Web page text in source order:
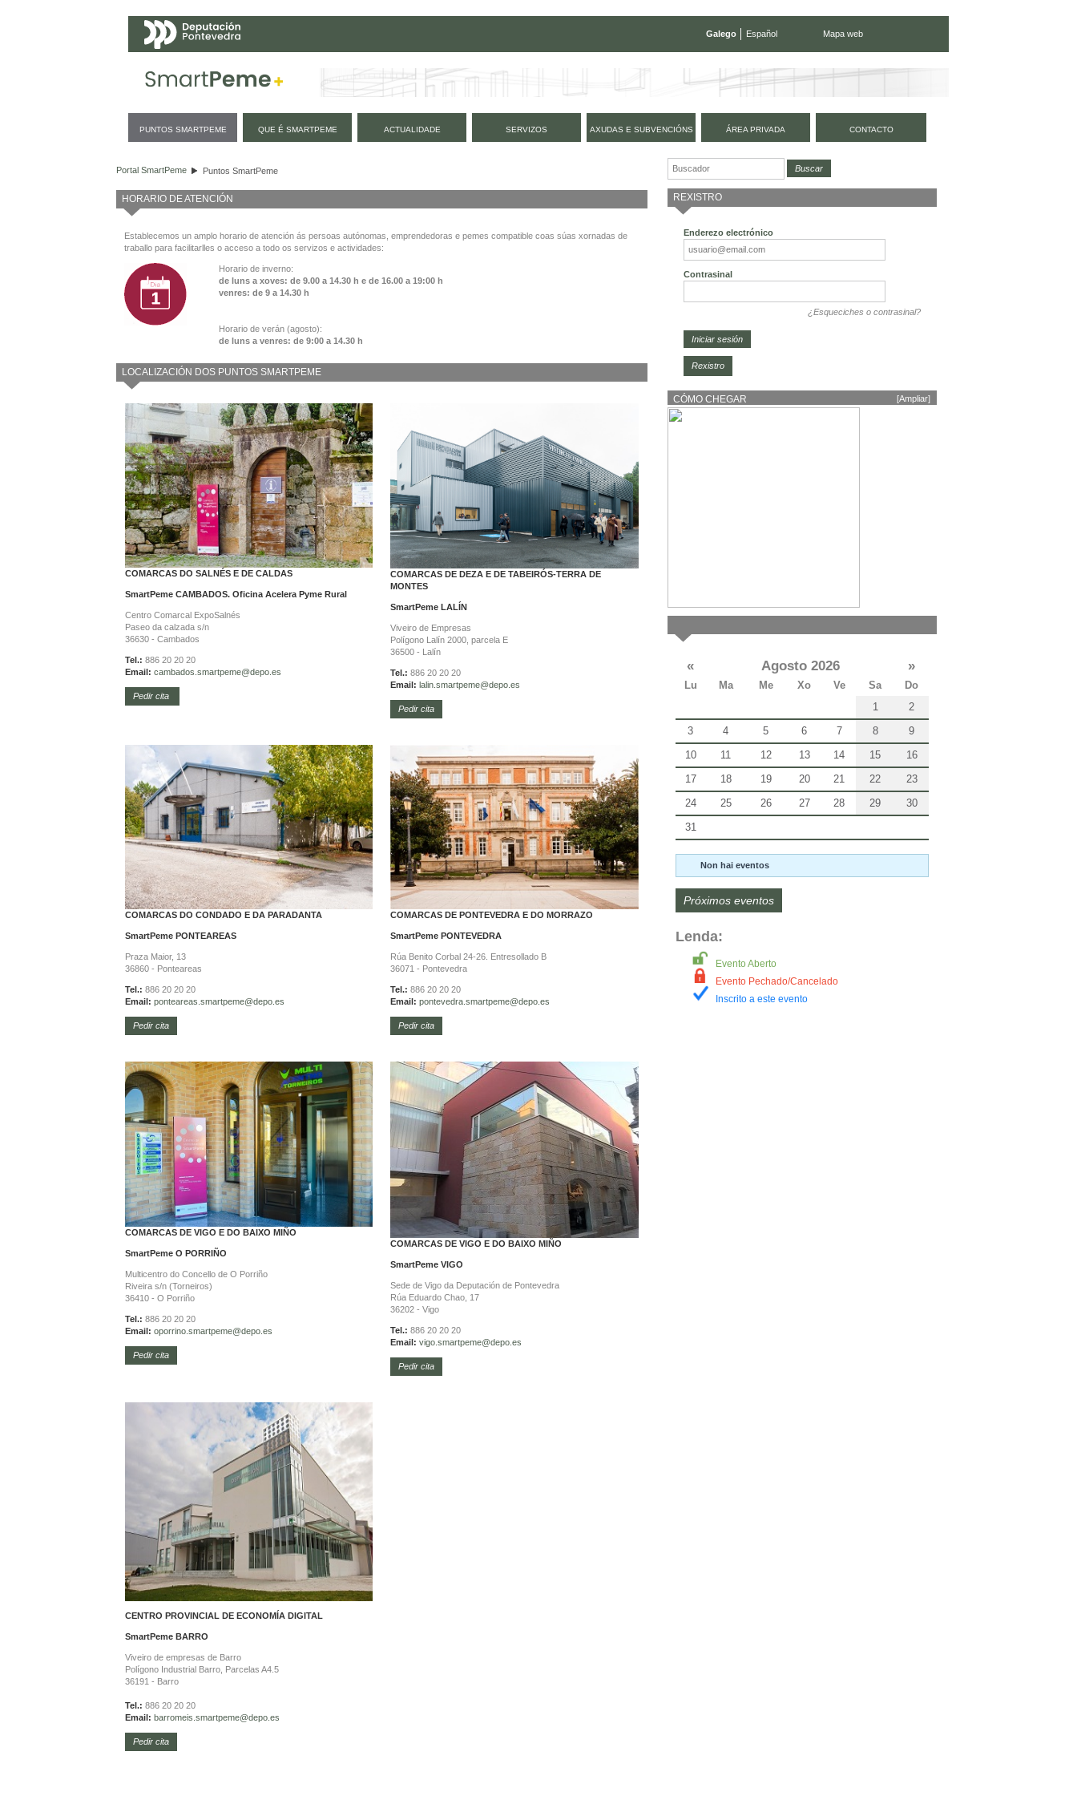
Galego Español Mapa web
PUNTOS SMARTPEME QUE É SMARTPEME ACTUALIDADE SERVIZOS AXUDAS E SUBVENCIÓNS ÁREA PRIVADA CONTACTO
Portal SmartPeme Puntos SmartPeme
HORARIO DE ATENCIÓN
Establecemos un amplo horario de atención ás persoas autónomas, emprendedoras e pemes compatible coas súas xornadas de
traballo para facilitarlles o acceso a todo os servizos e actividades:
Horario de inverno:
de luns a xoves: de 9.00 a 14.30 h e de 16.00 a 19:00 h
venres: de 9 a 14.30 h
Horario de verán (agosto):
de luns a venres: de 9:00 a 14.30 h
LOCALIZACIÓN DOS PUNTOS SMARTPEME
COMARCAS DO SALNÉS E DE CALDAS
SmartPeme CAMBADOS. Oficina Acelera Pyme Rural
Centro Comarcal ExpoSalnés
Paseo da calzada s/n
36630 - Cambados
Tel.: 886 20 20 20
Email: cambados.smartpeme@depo.es
Pedir cita
COMARCAS DE DEZA E DE TABEIRÓS-TERRA DE
MONTES
SmartPeme LALÍN
Viveiro de Empresas
Polígono Lalín 2000, parcela E
36500 - Lalín
Tel.: 886 20 20 20
Email: lalin.smartpeme@depo.es
Pedir cita
COMARCAS DO CONDADO E DA PARADANTA
SmartPeme PONTEAREAS
Praza Maior, 13
36860 - Ponteareas
Tel.: 886 20 20 20
Email: ponteareas. smartpeme@depo.es
Pedir cita
COMARCAS DE PONTEVEDRA E DO MORRAZO
SmartPeme PONTEVEDRA
Rúa Benito Corbal 24-26. Entresollado B
36071 - Pontevedra
Tel.: 886 20 20 20
Email: pontevedra.smartpeme@depo.es
Pedir cita
COMARCAS DE VIGO E DO BAIXO MIÑO
SmartPeme O PORRIÑO
Multicentro do Concello de O Porriño
Riveira s/n (Torneiros)
36410 - O Porriño
Tel.: 886 20 20 20
Email: oporrino. smartpeme@depo.es
Pedir cita
COMARCAS DE VIGO E DO BAIXO MIÑO
SmartPemeVIGO
Sede de Vigo da Deputación de Pontevedra
Rúa Eduardo Chao, 17
36202 - Vigo
Tel.: 886 20 20 20
Email: vigo.smartpeme@depo.es
Pedir cita
CENTRO PROVINCIAL DE ECONOMÍA DIGITAL
SmartPeme BARRO
Viveiro de empresas de Barro
Polígono Industrial Barro, Parcelas A4.5
36191 - Barro
Tel.: 886 20 20 20
Email: barromeis.smartpeme@depo.es
Pedir cita
REXISTRO
Enderezo electrónico
Contrasinal
¿Esqueciches o contrasinal?
Rexistro
[Ampliar]
CÓMO CHEGAR
« Agosto 2026 »
Lu Ma Me Xo Ve Sa
Do
1
2
3
4 5 6 7 8
9
10
11 12 13 14 15
16
17
18 19 20 21 22
23
24
25 26 27 28 29
30
31
Non hai eventos
Próximos eventos
Lenda:
Evento Aberto
Evento Pechado/Cancelado
Inscrito a este evento